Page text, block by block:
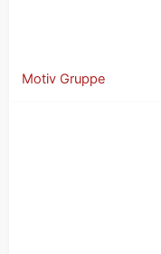
Motiv Gruppe